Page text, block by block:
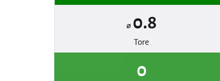
⌀ 0.8
Tore
0